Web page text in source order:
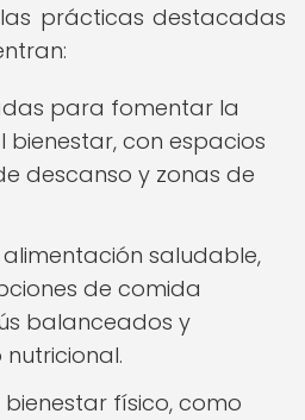
las prácticas destacadas
para fomentar la
bienestar, con espacios
descanso y zonas de
saludable,
de comida
balanceados y
físico, como